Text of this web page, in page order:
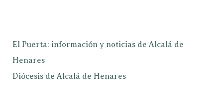
El Puerta: información y noticias de Alcalá de
Henares
Diócesis de Alcalá de Henares